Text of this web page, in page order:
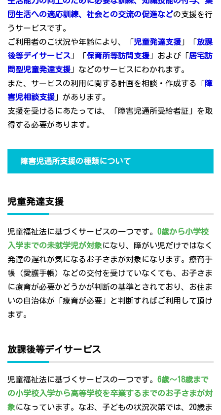
団生活への適応訓練、社会との交流の促進などの支援を行
うサービスです。
ご利用者のご状況や年齢により、「児童発達支援 」「放課
後等デイサービス 」「保育所等訪問支援 」および「居宅訪
問型児童発達支援 」などのサービスにわかれます。
また、サービスの利用に関する計画を相談・作成する「障
害児相談支援 」があります。
支援を受けるにあたっては、「障害児通所受給者証」を取
得する必要があります。
障害児通所支援の種類について
児童発達支援
児童福祉法に基づくサービスの一つです。 0歳から小学校
入学までの未就学児が対象になり、障がい児だけではなく
発達の遅れが気になるお子さまが対象になります。療育手
帳（愛護手帳）などの交付を受けていなくても、お子さま
に療育が必要かどうかが判断の基準とされており、お住ま
いの自治体が「療育が必要」と判断すればご利用して頂け
ます。
放課後等デイサービス
児童福祉法に基づくサービスの一つです。 6歳～18歳まで
の小学校入学から高等学校を卒業するまでのお子さまが対
象になっています。なお、子どもの状況次第では、20歳ま